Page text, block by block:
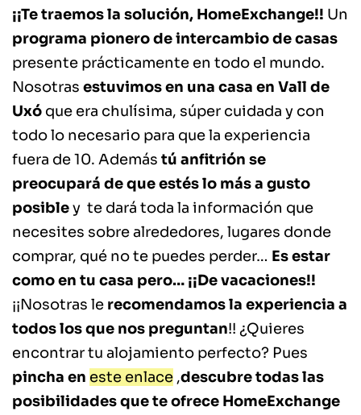
¡¡Te traemos la solución, HomeExchange!! Un
programa pionero de intercambio de casas
presente prácticamente en todo el mundo.
Nosotras estuvimos en una casa en Vall de
Uxó que era chulísima, súper cuidada y con
todo lo necesario para que la experiencia
fuera de 10. Además tú anfitrión se
preocupará de que estés lo más a gusto
posibley te dará toda la información que
necesites sobre alrededores, lugares donde
comprar, qué no te puedes perder… Es estar
como en tu casa pero… ¡¡De vacaciones!!
¡¡Nosotras le recomendamos la experiencia a
todos los que nos preguntan!! ¿Quieres
encontrar tu alojamiento perfecto? Pues
pincha en este enlace ,descubre todas las
posibilidades que te ofrece HomeExchange